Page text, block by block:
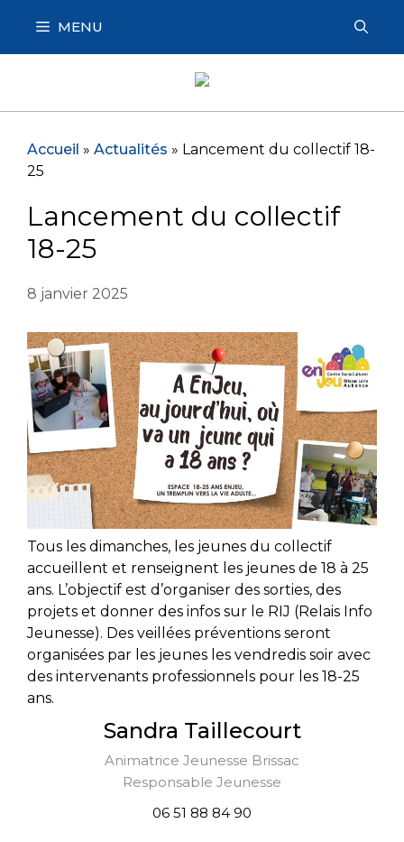
contenu
MENU
Accueil » Actualités » Lancement du collectif 18-
25
Lancement du collectif
18-25
8 janvier 2025
Tous les dimanches, les jeunes du collectif
accueillent et renseignent les jeunes de 18 à 25
ans. L’objectif est d’organiser des sorties, des
projets et donner des infos sur le RIJ (Relais Info
Jeunesse). Des veillées préventions seront
organisées par les jeunes les vendredis soir avec
des intervenants professionnels pour les 18-25
ans.
Sandra Taillecourt
Animatrice Jeunesse Brissac
Responsable Jeunesse
06 51 88 84 90